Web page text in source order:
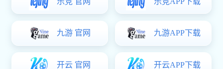
מערכת ניקוז